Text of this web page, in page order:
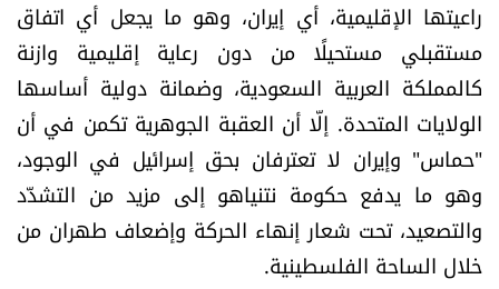
راعيتها الإقليمية، أي إيران، وهو ما يجعل أي اتفاق
مستقبلي مستحيلًا من دون رعاية إقليمية وازنة
كالمملكة العربية السعودية، وضمانة دولية أساسها
الولايات المتحدة. إلّا أن العقبة الجوهرية تكمن في أن
"حماس" وإيران لا تعترفان بحق إسرائيل في الوجود،
وهو ما يدفع حكومة نتنياهو إلى مزيد من التشدّد
والتصعيد، تحت شعار إنهاء الحركة وإضعاف طهران من
خلال الساحة الفلسطينية.